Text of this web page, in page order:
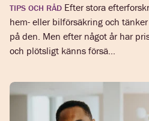
TIPS OCH RÅD Efter stora
hem- eller bilförsäkring och
på den. Men efter något år har
och plötsligt känns försä...